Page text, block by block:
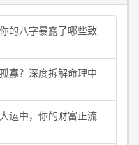
的八字暴露了哪些致
寡？深度拆解命理中
运中，你的财富正流